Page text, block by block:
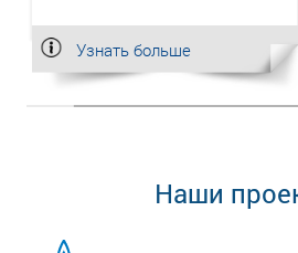
Узнать больше
Наши